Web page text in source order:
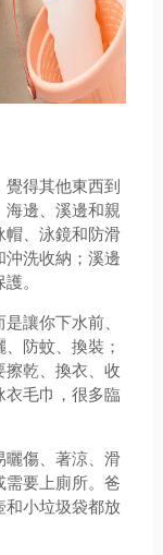
得其他東西到
邊、溪邊和親
、泳鏡和防滑
洗收納；溪邊
。
讓你下水前、
防蚊、換裝；
乾、換衣、收
衣毛巾，很多臨
傷、著涼、滑
要上廁所。爸
和小垃圾袋都放